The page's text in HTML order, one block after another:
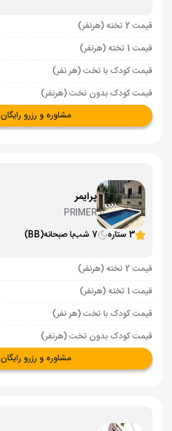
قیمت 2 تخته (هرنفر)
قیمت 1 تخته (هرنفر)
قیمت کودک با تخت (هر نفر)
قیمت کودک بدون تخت (هرنفر)
مشاوره و رزرو رایگان
پرایمر
PRIMER
3 ستاره
7 شب با صبحانه(BB)
قیمت 2 تخته (هرنفر)
قیمت 1 تخته (هرنفر)
قیمت کودک با تخت (هر نفر)
قیمت کودک بدون تخت (هرنفر)
مشاوره و رزرو رایگان